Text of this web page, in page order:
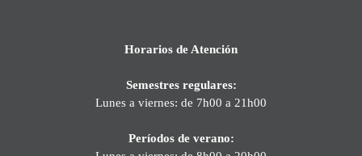
Horarios de Atención
Semestres regulares:
Lunes a viernes: de 7h00 a 21h00
Períodos de verano: